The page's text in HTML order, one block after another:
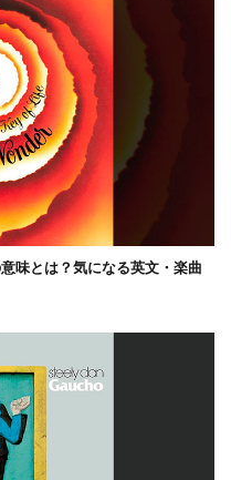
味とは？気になる英文・楽曲